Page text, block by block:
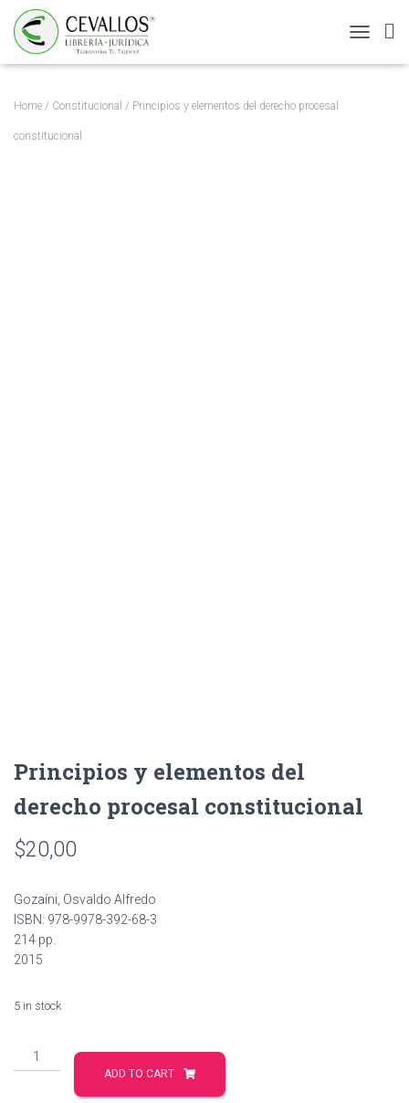
O
Home / Constitucional / Principios y elementos del derecho procesal
constitucional
Principios y elementos del
derecho procesal constitucional
$20,00
Gozaíni, Osvaldo Alfredo
ISBN: 978-9978-392-68-3
214 pp.
2015
5 in stock
Principios
y
elementos
ADD TO CART